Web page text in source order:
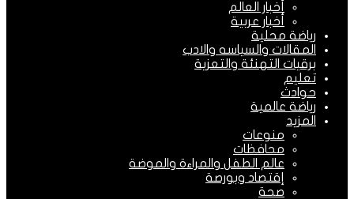
أخبار العالم
أخبار عربية
رياضة محلية
المقالات والسياسه والادب
برقيات التهنئة والتعزية
تعليم
حوادث
رياضة عالمية
المزيد
منوعات
محافظات
عالم الطفل والمراءة والموضة
إقتصاد وبورصة
صحة